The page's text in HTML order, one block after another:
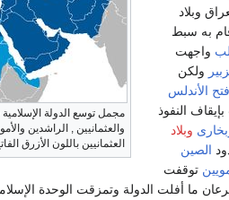
مجمل توسع الدولة
والعثمانيين , الراشدين
العثمانيين باللون الأزرق
وبلاد
به سبط
واجهت
ولكن
فتح الأندلس
بإيقاف النفوذ
وبلاد
الصين
توقفت
ما أفلت الدولة وتمزقت الوحدة